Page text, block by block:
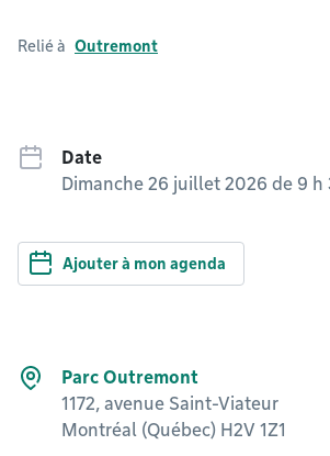
Relié à Outremont
Date
Dimanche 26 juillet 2026 de 9 h
Ajouter à mon agenda
Parc Outremont
1172, avenue Saint-Viateur
Montréal (Québec) H2V 1Z1